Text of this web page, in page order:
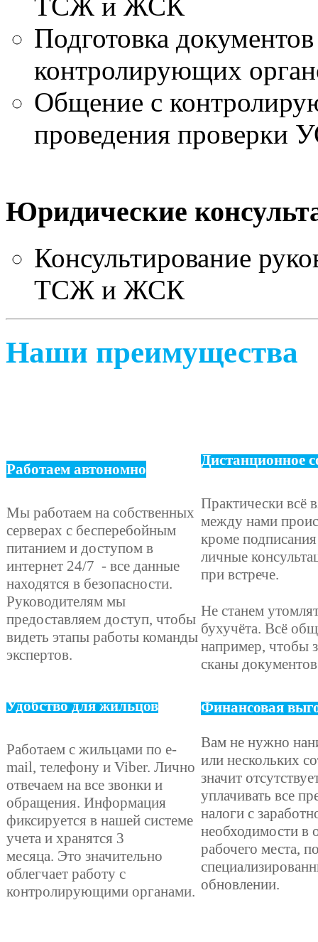
Подготовка
контролирующих
Общение с
проведения проверки
Юридические
Консультирование
ТСЖ и ЖСК
Наши преимущества
Работаем автономно
Мы работаем на собственных
серверах с бесперебойным
питанием и доступом в
интернет 24/7 - все данные
находятся в безопасности.
Руководителям мы
предоставляем доступ, чтобы
видеть этапы работы команды
экспертов.
Дистанционное
Практически всё
между нами
кроме
личные
при встрече.
Не станем
бухучёта. Всё
например, чтобы
сканы
Удобство для жильцов
Работаем с жильцами по e-
mail, телефону и Viber. Лично
отвечаем на все звонки и
обращения. Информация
фиксируется в нашей системе
учета и хранятся 3
месяца. Это значительно
облегчает работу с
контролирующими органами.
Финансовая
Вам не нужно
или нескольких
значит
уплачивать все
налоги с
необходимости в
рабочего места,
обновлении.